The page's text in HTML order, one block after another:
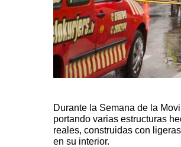
Durante la Semana de la
portando varias estructuras
reales, construidas con
en su interior.